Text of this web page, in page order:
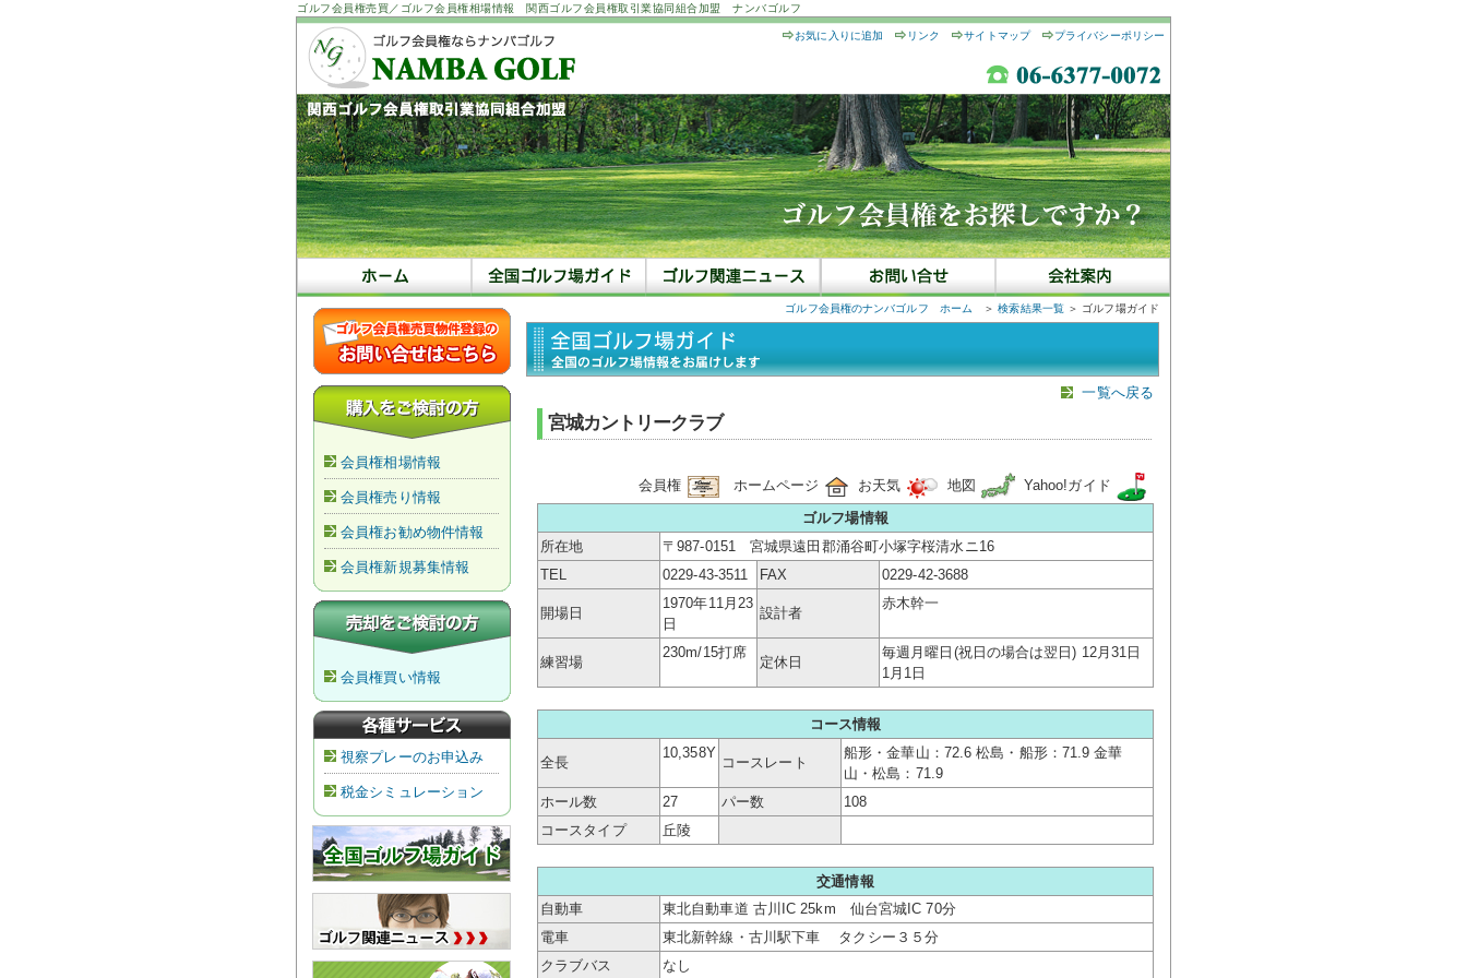
ゴルフ会員権売買／ゴルフ会員権相場情報 関西ゴルフ会員権取引業協同組合加盟 ナンバゴルフ
お気に入りに追加 リンク サイトマップ プライバシーポリシー
会員権相場情報
会員権売り情報
会員権お勧め物件情報
会員権新規募集情報
会員権買い情報
視察プレーのお申込み
税金シミュレーション
ゴルフ会員権のナンバゴルフ ホーム ＞検索結果一覧＞ ゴルフ場ガイド
一覧へ戻る
宮城カントリークラブ
会員権 ホームページ お天気 地図
Yahoo!ガイド
ゴルフ場情報
所在地
〒987-0151 宮城県遠田郡涌谷町小塚字桜清水ニ16
TEL
0229-43-3511 FAX 0229-42-3688
開場日
1970年11月23
日
設計者
赤木幹一
練習場
230m/15打席
定休日
毎週月曜日(祝日の場合は翌日) 12月31日
1月1日
コース情報
全長
10,358Y
コースレート
船形・金華山：72.6 松島・船形：71.9 金華
山・松島：71.9
ホール数
27 パー数
108
コースタイプ
丘陵
交通情報
自動車
東北自動車道 古川IC 25km 仙台宮城IC 70分
電車
東北新幹線・古川駅下車 タクシー３５分
クラブバス
なし